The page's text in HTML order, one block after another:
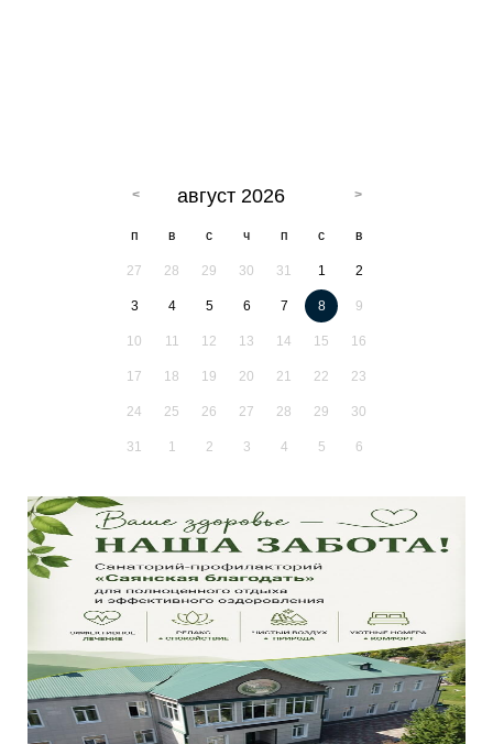
август 2026
п в с ч п с в
27 28 29 30 31 1 2
3 4 5 6 7 8 9
10 11 12 13 14 15 16
17 18 19 20 21 22 23
24 25 26 27 28 29 30
31 1 2 3 4 5 6